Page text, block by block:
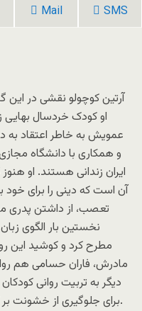
Mail SMS
آرتین کوچولو نقشی در
او کودک خردسال بهایی
عمویش به خاطر اعتقاد به
و همکاری با دانشگاه
ایران زندانی هستند. او
آن است که دینی را برای خود
تعصب، از داشتن پدری
نخستین بار الگوی
مطرح کرد و کوشید این
مادرش، فاران حسامی هم
دیگر به تربیت روانی
برای جلوگیری از خشونت بر کودکان خردسال تلاش می کرده است.